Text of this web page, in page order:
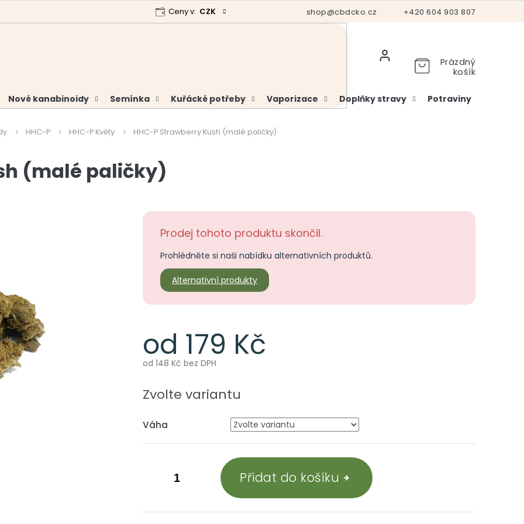
+420 604 903 807
shop@cbdcko.cz
Analýzy a certifikáty Hodnocení obchodu Vrácení a reklamace
Ceny v: CZK
Prázdný
košík
Nové kanabinoidy Semínka Kuřácké potřeby Vaporizace Doplňky stravy Potraviny
HHC-P HHC-P Květy HHC-P Strawberry Kush (malé paličky)
(malé paličky)
od 179 Kč
od 148 Kč bez DPH
cena:
Zvolte variantu
Váha
Přidat do košíku
Prodej tohoto produktu skončil.
Prohlédněte si naši nabídku alternativních produktů.
Alternativní produkty